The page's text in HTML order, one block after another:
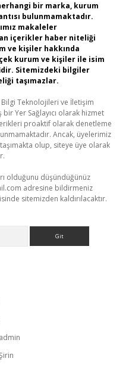
bir marka, kurum
bulunmamaktadır.
makaleler
içerikler haber niteliği
ve kişiler hakkında
kurum ve kişiler ile isim
Sitemizdeki bilgiler
taşımazlar.
Bilgi Teknolojileri ve İletişim
Yer Sağlayıcı olarak hizmet
proaktif olarak denetleme
Ancak, üyelerimiz
olup, siteye üye olarak
olduğunu düşündüğünüz
adresine bildirmeniz
sitemizden kaldırılacaktır.
admin